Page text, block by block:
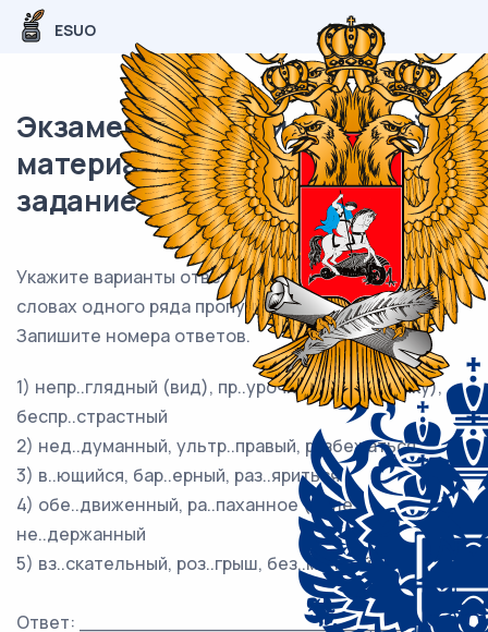
ESUO
Экзаменационный (типовой)
материал ЕГЭ / Русский / 10
задание (24) / 110
Укажите варианты ответов, в которых во всех
словах одного ряда пропущена одна и та же буква
Запишите номера ответов.
1) непр..глядный (вид), пр..урочить (к празднику),
беспр..страстный
2) нед..думанный, ультр..правый, р..збежаться
3) в..ющийся, бар..ерный, раз..яриться
4) обе..движенный, ра..паханное (поле),
не..держанный
5) вз..скательный, роз..грыш, без..мянный
Ответ: ___________________________.